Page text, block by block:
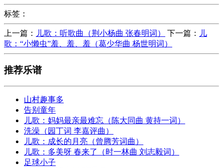
标签：
上一篇： 儿歌：听歌曲（荆小杨曲 张春明词） 下一篇：
儿
歌：“小懒虫”羞、羞、羞（葛少华曲 杨世明词）
推荐乐谱
山村趣事多
告别童年
儿歌：妈妈最亲最难忘（陈大同曲 黄持一词）
洗澡（园丁词 李嘉评曲）
儿歌：成长的月亮（曾腾芳词曲）
儿歌：多美呀 春来了（时一林曲 刘志毅词）
足球小子